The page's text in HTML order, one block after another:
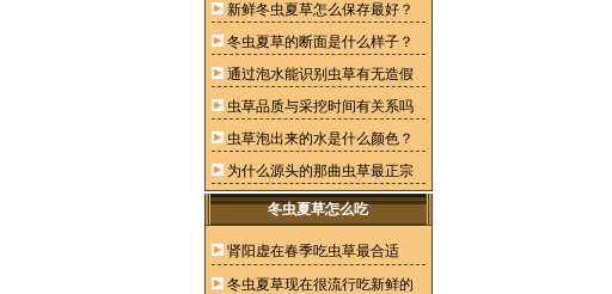
新鲜冬虫夏草怎么保存最好？
冬虫夏草的断面是什么样子？
通过泡水能识别虫草有无造假
虫草品质与采挖时间有关系吗
虫草泡出来的水是什么颜色？
为什么源头的那曲虫草最正宗
冬虫夏草怎么吃
肾阳虚在春季吃虫草最合适
冬虫夏草现在很流行吃新鲜的